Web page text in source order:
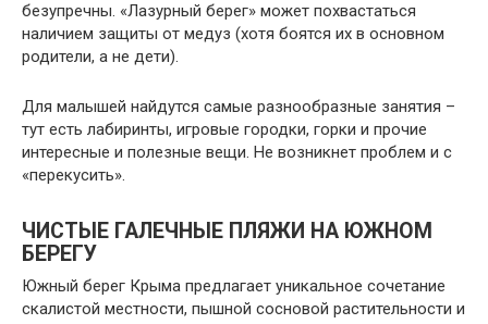
безупречны. «Лазурный берег» может похвастаться
наличием защиты от медуз (хотя боятся их в основном
родители, а не дети).
Для малышей найдутся самые разнообразные занятия –
тут есть лабиринты, игровые городки, горки и прочие
интересные и полезные вещи. Не возникнет проблем и с
«перекусить».
ЧИСТЫЕ ГАЛЕЧНЫЕ ПЛЯЖИ НА ЮЖНОМ
БЕРЕГУ
Южный берег Крыма предлагает уникальное сочетание
скалистой местности, пышной сосновой растительности и